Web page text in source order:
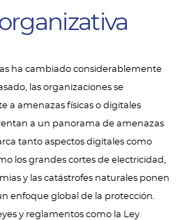
ha cambiado considerablemente
las organizaciones se
a amenazas físicas o digitales
a un panorama de amenazas
tanto aspectos digitales como
los grandes cortes de electricidad,
y las catástrofes naturales ponen
enfoque global de la protección.
y reglamentos como la Ley